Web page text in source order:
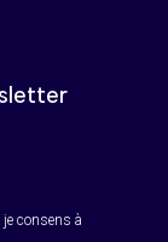
consens à